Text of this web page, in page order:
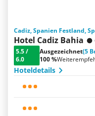
Cadiz, Spanien Festland,
Hotel Cadiz Bahia
5.5/
6.0
Ausgezeichnet(5
100 %
Hoteldetails